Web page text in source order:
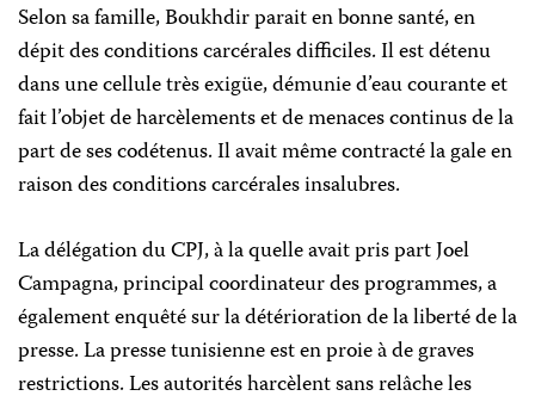
Selon sa famille, Boukhdir parait en bonne santé, en
dépit des conditions carcérales difficiles. Il est détenu
dans une cellule très exigüe, démunie d’eau courante et
fait l’objet de harcèlements et de menaces continus de la
part de ses codétenus. Il avait même contracté la gale en
raison des conditions carcérales insalubres.
La délégation du CPJ, à la quelle avait pris part Joel
Campagna, principal coordinateur des programmes, a
également enquêté sur la détérioration de la liberté de la
presse. La presse tunisienne est en proie à de graves
restrictions. Les autorités harcèlent sans relâche les